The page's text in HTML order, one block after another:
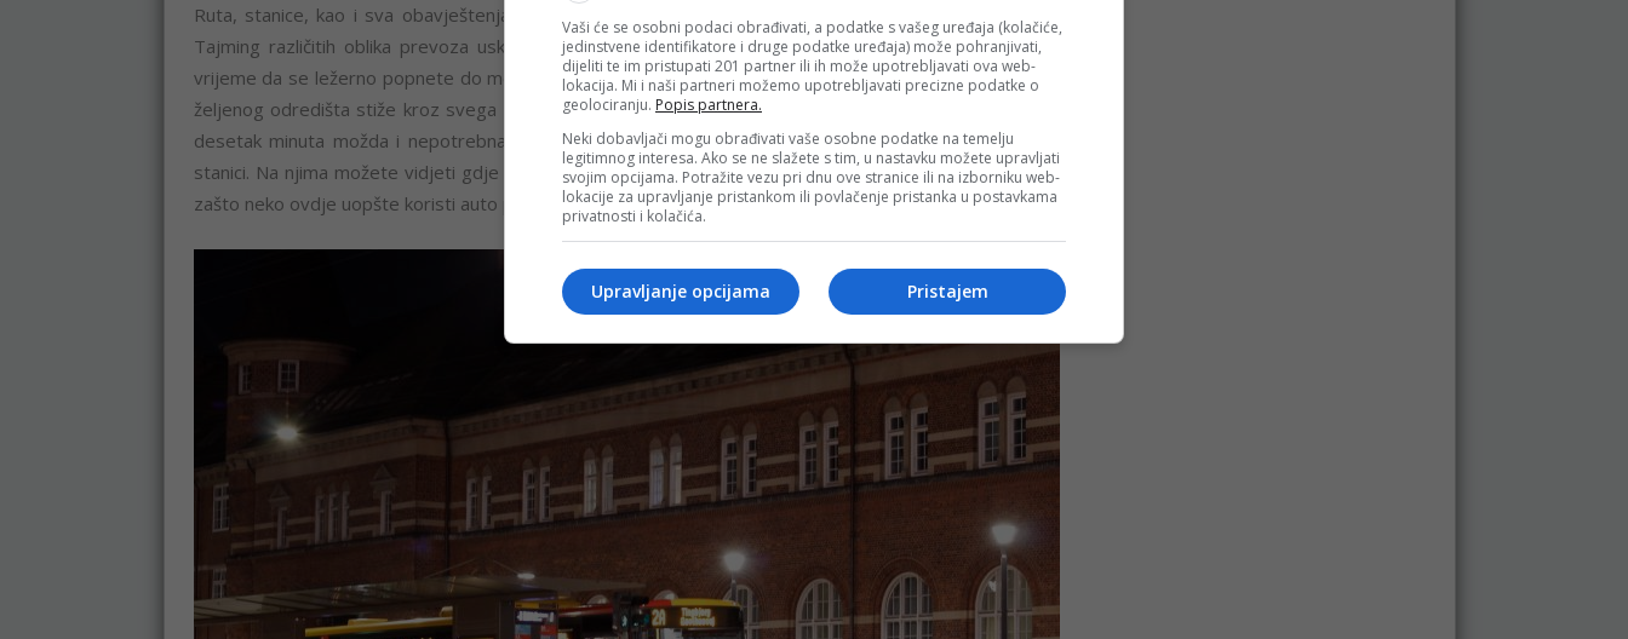
Ruta, stanice, kao i sva obavještenja prikazuju vam se na ekranima, na danskom i engleskom jeziku.
Tajming različitih oblika prevoza usklađen je tako da kada siđete sa voza, metro će doći taman na
vrijeme da se ležerno popnete do metro stanice, a zatim kada izađete iz metroa, autobus koji vozi do
željenog odredišta stiže kroz svega par minuta. Iako vam je informacija o dolasku busa koji ide svakih
desetak minuta možda i nepotrebna, nju ćete pronaći na info ekranima koji su postavljeni na svakoj
stanici. Na njima možete vidjeti gdje je vaš prevoz i za koliko će minuta stići. Više puta sam se zapitao
zašto neko ovdje uopšte koristi auto pored ovako dobro organizovang javnog prevoza.
Vaši će se osobni podaci obrađivati, a podatke s vašeg uređaja (kolačiće,
jedinstvene identifikatore i druge podatke uređaja) može pohranjivati,
dijeliti te im pristupati 201 partner ili ih može upotrebljavati ova web-
lokacija. Mi i naši partneri možemo upotrebljavati precizne podatke o
geolociranju. Popis partnera.
Neki dobavljači mogu obrađivati vaše osobne podatke na temelju
legitimnog interesa. Ako se ne slažete s tim, u nastavku možete upravljati
svojim opcijama. Potražite vezu pri dnu ove stranice ili na izborniku web-
lokacije za upravljanje pristankom ili povlačenje pristanka u postavkama
privatnosti i kolačića.
Pristajem
Upravljanje opcijama